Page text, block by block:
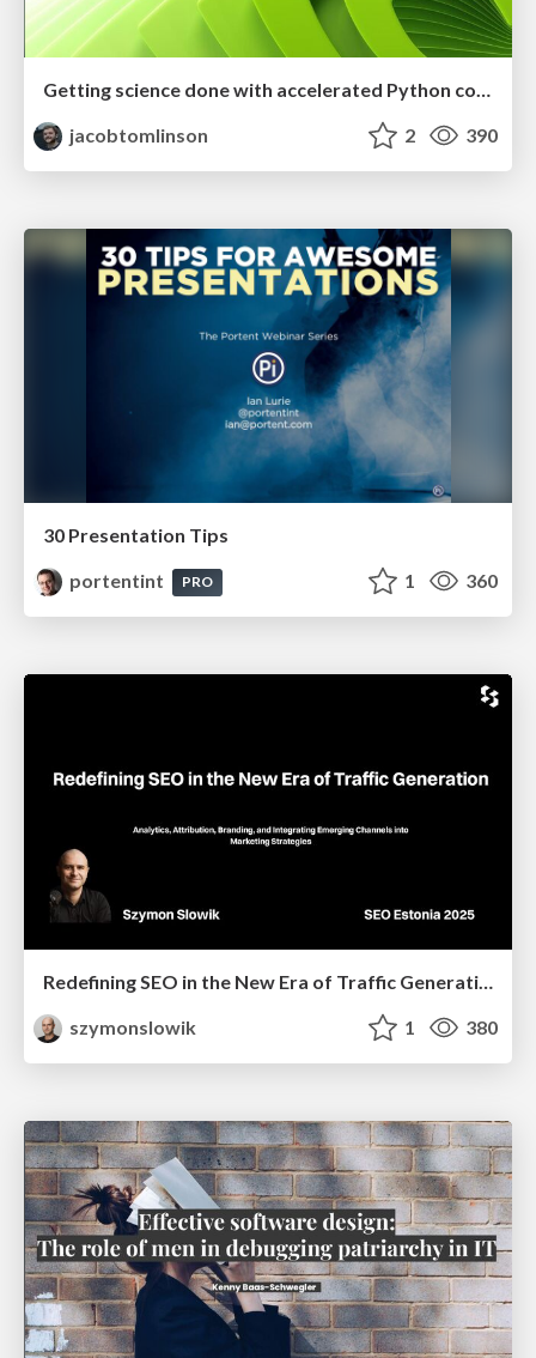
Getting science done with accelerated Python computing platforms
jacobtomlinson
2 390
30 Presentation Tips
portentint
PRO 1 360
Redefining SEO in the New Era of Traffic Generation
szymonslowik
1 380